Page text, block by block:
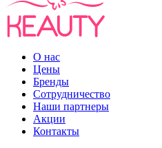
О нас
Цены
Бренды
Сотрудничество
Наши партнеры
Акции
Контакты